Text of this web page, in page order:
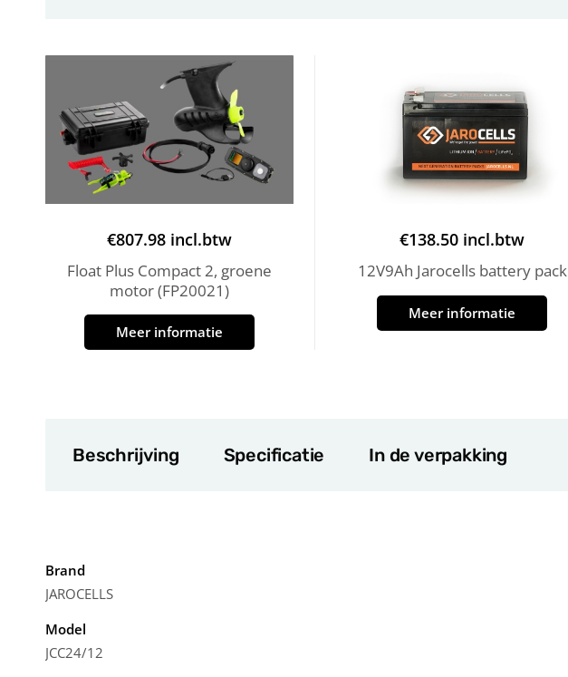
€807.98 incl.btw
Float Plus Compact 2, groene
motor (FP20021)
Meer informatie
€138.50 incl.btw
12V9Ah Jarocells battery pack
Meer informatie
Beschrijving Specificatie In de verpakking
Brand
JAROCELLS
Model
JCC24/12